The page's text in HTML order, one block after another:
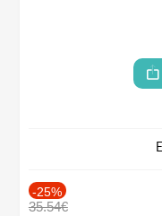
-25%
35.54€